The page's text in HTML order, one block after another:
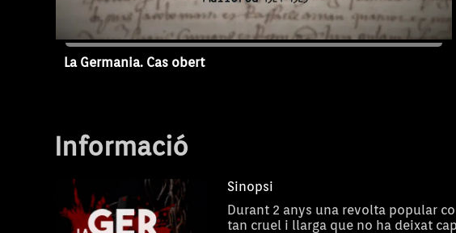
La Germania. Cas obert
Informació
Sinopsi
Durant 2 anys una revolta popular
tan cruel i llarga que no ha deixat